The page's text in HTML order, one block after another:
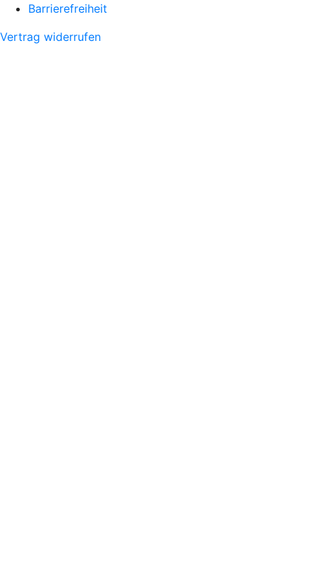
Barrierefreiheit
Vertrag widerrufen